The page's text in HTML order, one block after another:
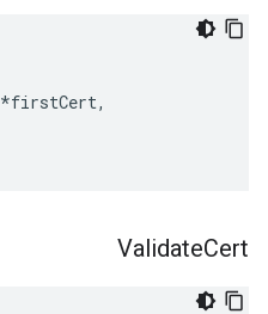
*firstCert,
ValidateCert